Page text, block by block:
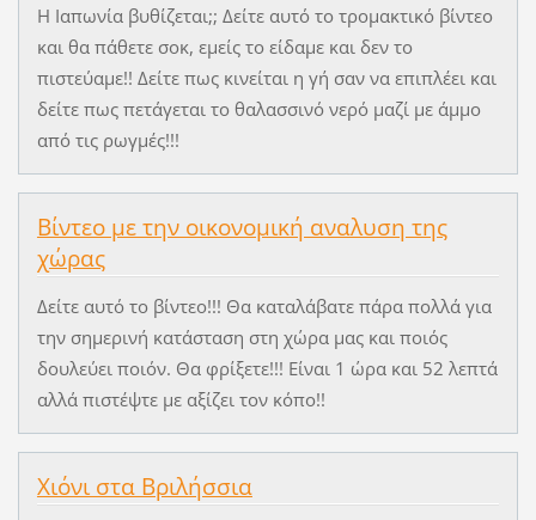
Η Ιαπωνία βυθίζεται;; Δείτε αυτό το τρομακτικό βίντεο
και θα πάθετε σοκ, εμείς το είδαμε και δεν το
πιστεύαμε!! Δείτε πως κινείται η γή σαν να επιπλέει και
δείτε πως πετάγεται το θαλασσινό νερό μαζί με άμμο
από τις ρωγμές!!!
Βίντεο με την οικονομική αναλυση της
χώρας
Δείτε αυτό το βίντεο!!! Θα καταλάβατε πάρα πολλά για
την σημερινή κατάσταση στη χώρα μας και ποιός
δουλεύει ποιόν. Θα φρίξετε!!! Είναι 1 ώρα και 52 λεπτά
αλλά πιστέψτε με αξίζει τον κόπο!!
Χιόνι στα Βριλήσσια